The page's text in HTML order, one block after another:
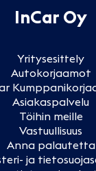
InCar Oy
Yritysesittely
Autokorjaamot
Asiakaspalvelu
Töihin meille
Vastuullisuus
Anna palautetta
ja